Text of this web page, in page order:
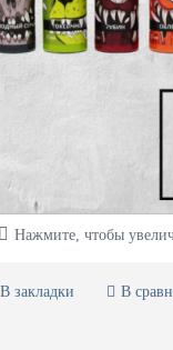
Нажмите, чтобы
В закладки В